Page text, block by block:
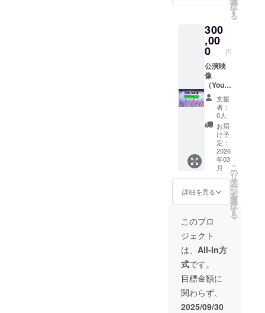
にて
付。
フェイ
スタオ
ルサイ
ズ 縦４
０セン
チ×横８
０セン
チ
択
す
る
300
,00
0 円
公演映
像
（Youtu
be)公演
記念オ
リジナ
ルタオ
ル２枚
(フェイ
スタオ
映像:約
90分収
録 ※
メール
にて
URL添
付。
フェイ
スタオ
ル サイ
ズ縦４
０セン
チ×横８
０セン
チ
支援
者：
0人
お届
け予
定：
2026
年03
月
詳細を見る
こ
の
リ
タ
ー
ン
を
選
択
す
る
このプロ
ジェクト
は、 All-In方
式です。
目標金額に
関わらず、
2025/09/30